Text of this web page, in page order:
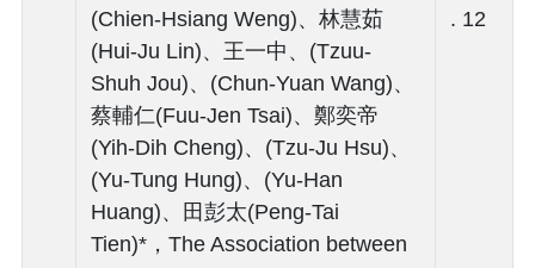
(Chien-Hsiang Weng)、林慧茹
(Hui-Ju Lin)、王一中、(Tzuu-
Shuh Jou)、(Chun-Yuan Wang)、
蔡輔仁(Fuu-Jen Tsai)、鄭奕帝
(Yih-Dih Cheng)、(Tzu-Ju Hsu)、
(Yu-Tung Hung)、(Yu-Han
Huang)、田彭太(Peng-Tai
Tien)*，The Association between
. 12